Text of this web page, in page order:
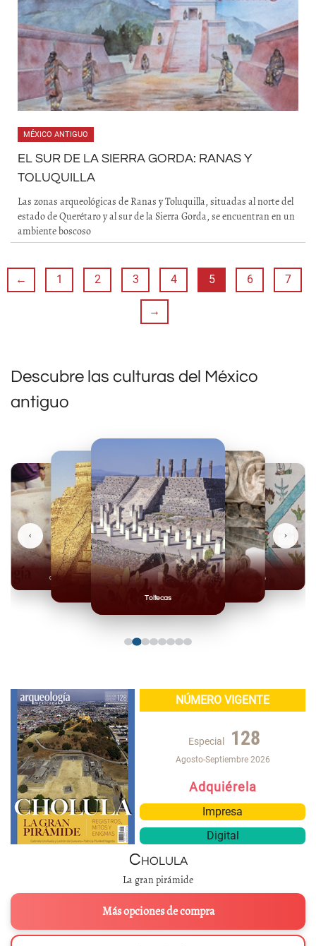
MÉXICO ANTIGUO
EL SUR DE LA SIERRA GORDA: RANAS Y
TOLUQUILLA
Las zonas arqueológicas de Ranas y Toluquilla, situadas al norte del
estado de Querétaro y al sur de la Sierra Gorda, se encuentran en un
ambiente boscoso
← 1 2 3 4 5 6 7
→
Descubre las culturas del México
antiguo
Toltecas
Mexicas
Olmecas
‹ ›
NÚMERO VIGENTE
Especial 128
Agosto-Septiembre 2026
Adquiérela
Impresa
Digital
Cholula
La gran pirámide
Más opciones de compra